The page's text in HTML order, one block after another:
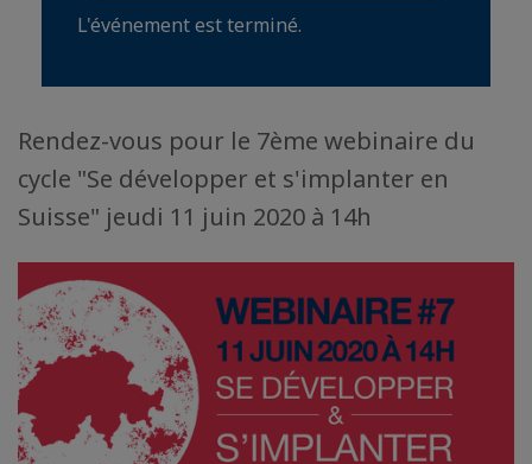
L'événement est terminé.
Rendez-vous pour le 7ème webinaire du
cycle "Se développer et s'implanter en
Suisse" jeudi 11 juin 2020 à 14h